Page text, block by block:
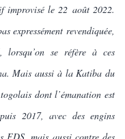
improvisé le 22 août 2022.
expressément revendiquée,
lorsqu’on se réfère à ces
Mais aussi à la Katiba du
dont l’émanation est
2017, avec des engins
FDS, mais aussi contre des